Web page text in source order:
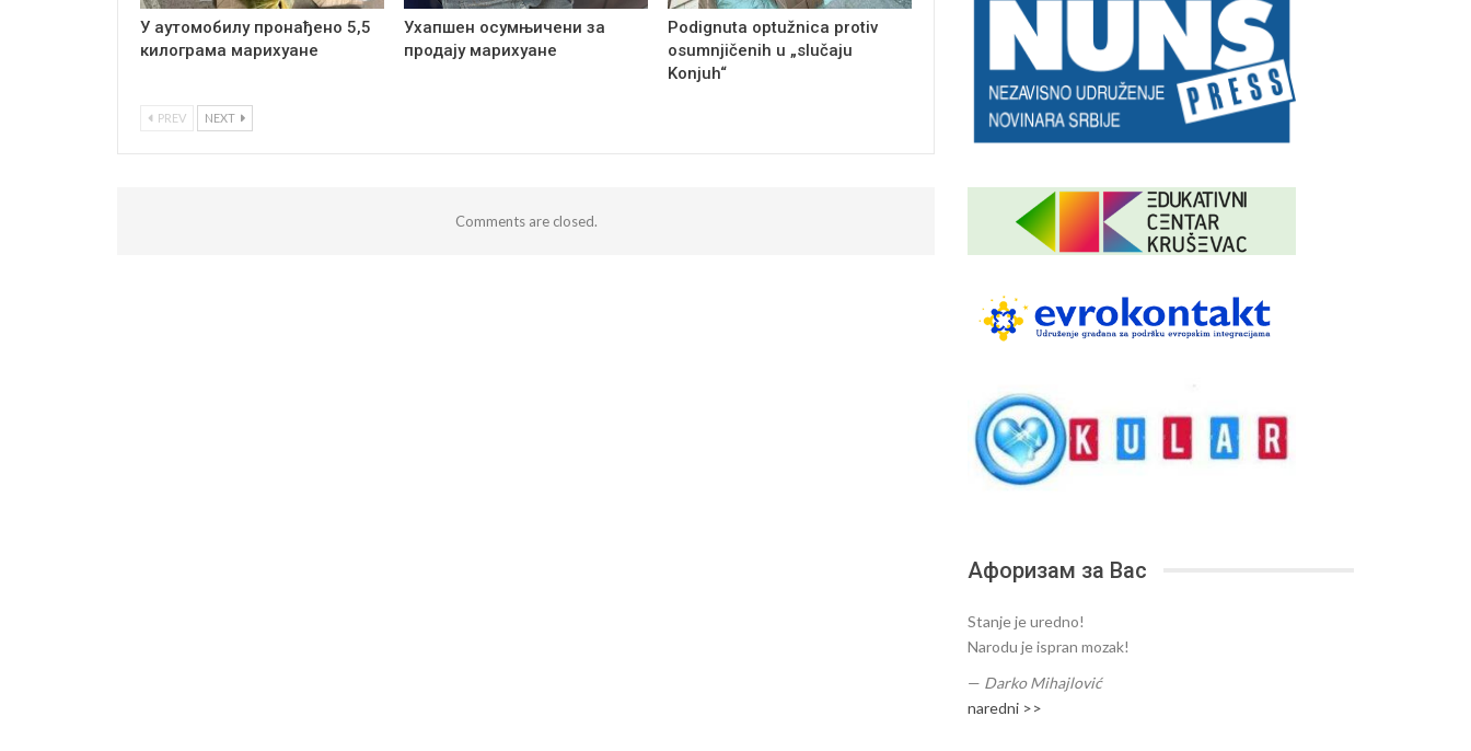
У аутомобилу пронађено 5,5
килограма марихуане
Ухапшен осумњичени за
продају марихуане
Podignuta optužnica protiv
osumnjičenih u „slučaju
Konjuh“
PREV NEXT
Comments are closed.
Афоризам за Вас
Stanje je uredno!
Narodu je ispran mozak!
— Darko Mihajlović
naredni >>